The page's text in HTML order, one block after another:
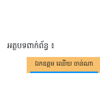
អត្ថបទពាក់ព័ន្ធ ៖
ឯកឧត្តម ឈើយ ចាន់ណា